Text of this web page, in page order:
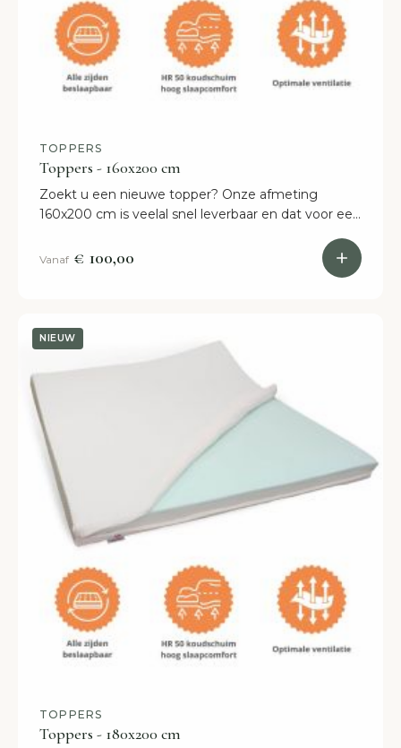
TOPPERS
Toppers - 160x200 cm
Zoekt u een nieuwe topper? Onze afmeting
160x200 cm is veelal snel leverbaar en dat voor een
showroom in Etten-Leur.
Vanaf € 100,00
NIEUW
TOPPERS
Toppers - 180x200 cm